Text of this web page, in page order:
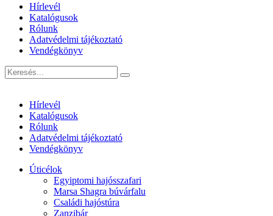
Hírlevél
Katalógusok
Rólunk
Adatvédelmi tájékoztató
Vendégkönyv
Hírlevél
Katalógusok
Rólunk
Adatvédelmi tájékoztató
Vendégkönyv
Úticélok
Egyiptomi hajósszafari
Marsa Shagra búvárfalu
Családi hajóstúra
Zanzibár